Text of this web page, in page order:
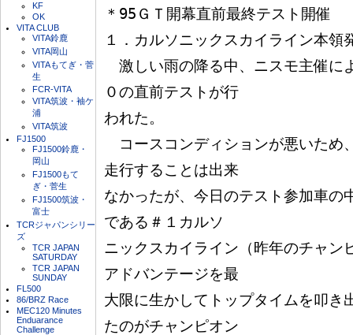
KF
OK
VITA CLUB
VITA鈴鹿
VITA岡山
VITAもてぎ・菅
生
FCR-VITA
VITA筑波・袖ケ
浦
VITA筑波
FJ1500
FJ1500鈴鹿・
岡山
FJ1500もて
ぎ・菅生
FJ1500筑波・
富士
TCRジャパンシリー
ズ
TCR JAPAN
SATURDAY
TCR JAPAN
SUNDAY
FL500
86/BRZ Race
MEC120 Minutes
Enduarance
Challenge
＊95ＧＴ開幕直前最終テスト開催
１．カルソニックスカイライン本領
激しい雨の降る中、ニスモ主催に
０の直前テストが行
われた。
コースコンディションが悪いため
走行することは出来
なかったが、今日のテスト参加車の
である＃１カルソ
ニックスカイライン（昨年のチャン
アドバンテージを最
大限に生かしてトップタイムを叩き
たのがチャンピオン